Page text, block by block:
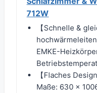
712W
【Schnelle &
EMKE-
【Flaches
Maße: 630 x